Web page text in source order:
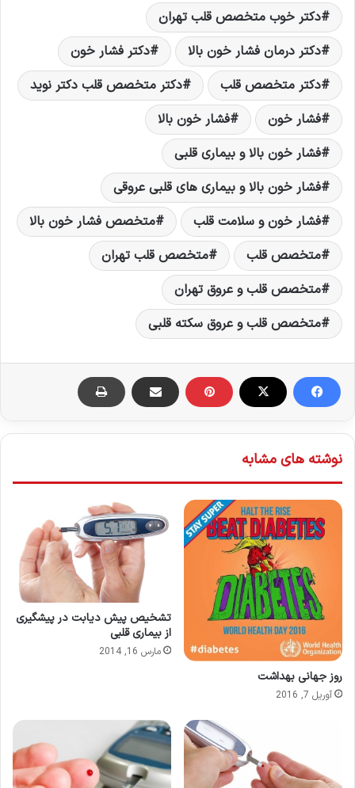
دکتر خوب متخصص قلب تهران
دکتر درمان فشار خون بالا
دکتر فشار خون
دکتر متخصص قلب
دکتر متخصص قلب دکتر نويد
فشار خون
فشار خون بالا
فشار خون بالا و بیماری قلبی
فشار خون بالا و بیماری های قلبی عروقی
فشار خون و سلامت قلب
متخصص فشار خون بالا
متخصص قلب
متخصص قلب تهران
متخصص قلب و عروق تهران
متخصص قلب و عروق سکته قلبی
نوشته های مشابه
روز جهانی بهداشت
آوریل 7, 2016
تشخیص پیش دیابت در پیشگیری
از بیماری قلبی
مارس 16, 2014